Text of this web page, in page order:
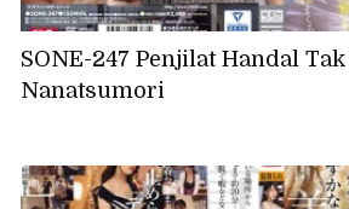
SONE-247 Penjilat Handal
Nanatsumori